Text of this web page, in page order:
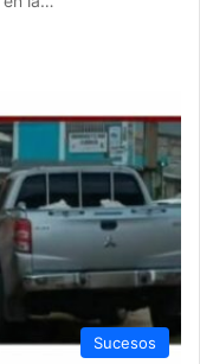
Sucesos